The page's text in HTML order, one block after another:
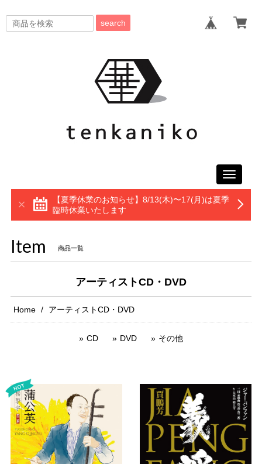
search
Toggle
【夏季休業のお知らせ】8/13(木)〜17(月)は夏季
臨時休業いたします
Item 商品一覧
アーティストCD・DVD
Home アーティストCD・DVD
CD DVD その他